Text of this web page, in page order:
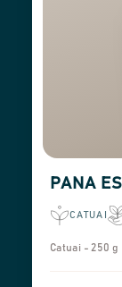
PANA
CATUAI
Catuai - 250 g